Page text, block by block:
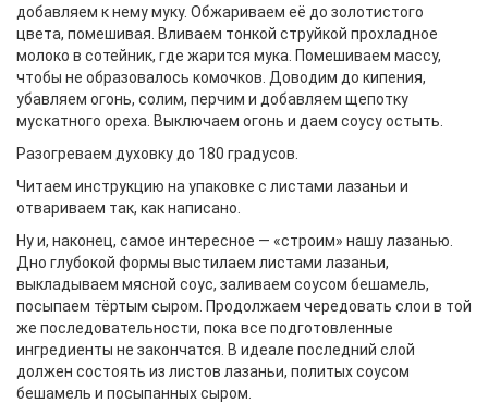
добавляем к нему муку. Обжариваем её до золотистого
цвета, помешивая. Вливаем тонкой струйкой прохладное
молоко в сотейник, где жарится мука. Помешиваем массу,
чтобы не образовалось комочков. Доводим до кипения,
убавляем огонь, солим, перчим и добавляем щепотку
мускатного ореха. Выключаем огонь и даем соусу остыть.
Разогреваем духовку до 180 градусов.
Читаем инструкцию на упаковке с листами лазаньи и
отвариваем так, как написано.
Ну и, наконец, самое интересное — «строим» нашу лазанью.
Дно глубокой формы выстилаем листами лазаньи,
выкладываем мясной соус, заливаем соусом бешамель,
посыпаем тёртым сыром. Продолжаем чередовать слои в той
же последовательности, пока все подготовленные
ингредиенты не закончатся. В идеале последний слой
должен состоять из листов лазаньи, политых соусом
бешамель и посыпанных сыром.